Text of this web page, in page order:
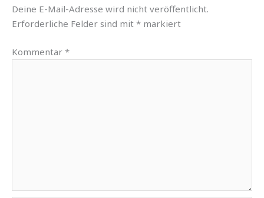
Deine E-Mail-Adresse wird nicht veröffentlicht.
Erforderliche Felder sind mit * markiert
Kommentar *